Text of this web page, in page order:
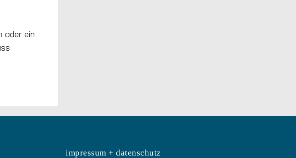
oder ein
impressum + datenschutz